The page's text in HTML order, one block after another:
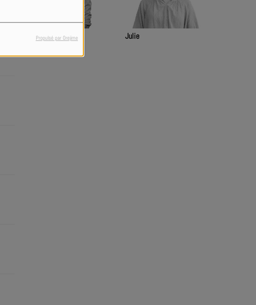
Propulsé par Orejime
Benji Julie